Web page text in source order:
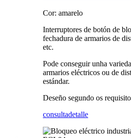
Cor: amarelo
Interruptores de botón de
fechadura de armarios de
etc.
Pode conseguir unha
armarios eléctricos ou de
estándar.
Deseño segundo os
consultadetalle